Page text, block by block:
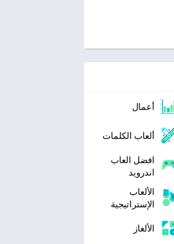
أعمال
ألعاب الكلمات
افضل العاب
اندرويد
الألعاب
الإستراتيجية
الألغاز